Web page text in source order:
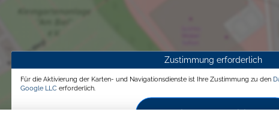
Zustimmung erforderlich
Für die Aktivierung der Karten- und Navigationsdienste ist Ihre Zustimmung zu den
Google LLC erforderlich.
Zustimmen und aktivieren